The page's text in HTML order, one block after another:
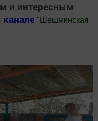
и интересным
канале " Шешминская